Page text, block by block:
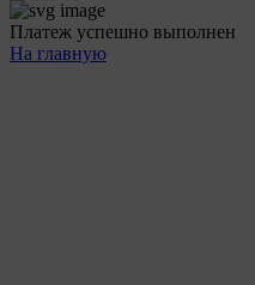
Платеж успешно выполнен
На главную